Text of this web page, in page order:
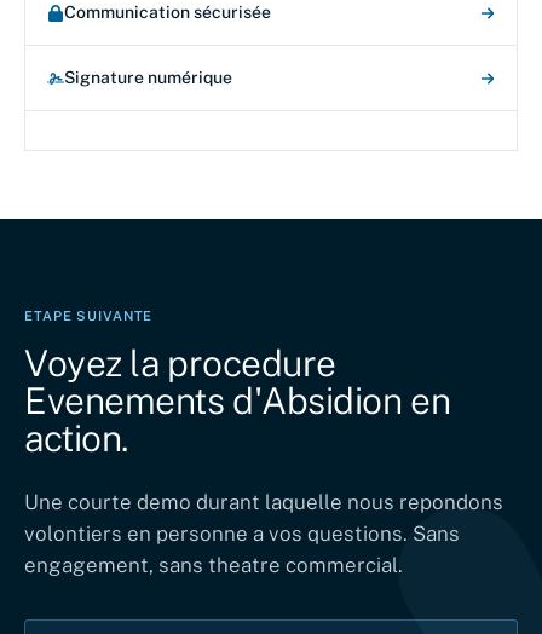
Communication sécurisée
Signature numérique
ETAPE SUIVANTE
Voyez la procedure
Evenements d'Absidion en
action.
Une courte demo durant laquelle nous repondons
volontiers en personne a vos questions. Sans
engagement, sans theatre commercial.